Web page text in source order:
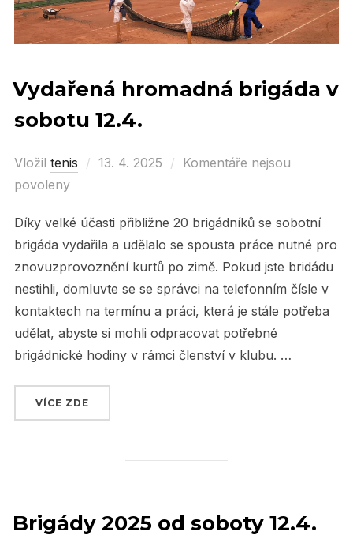
Vydařená hromadná brigáda v
sobotu 12.4.
Vložil tenis
Posted
13. 4. 2025
Komentáře nejsou
povoleny
Díky velké účasti přibližne 20 brigádníků se sobotní
brigáda vydařila a udělalo se spousta práce nutné pro
znovuzprovoznění kurtů po zimě. Pokud jste bridádu
nestihli, domluvte se se správci na telefonním čísle v
kontaktech na termínu a práci, která je stále potřeba
udělat, abyste si mohli odpracovat potřebné
brigádnické hodiny v rámci členství v klubu. …
VÍCE ZDE
Brigády 2025 od soboty 12.4.